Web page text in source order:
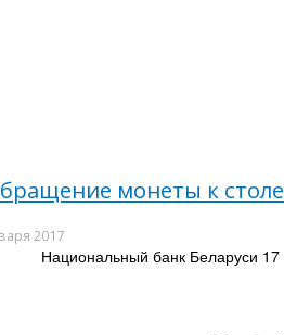
монеты к
2017
Национальный банк Беларуси